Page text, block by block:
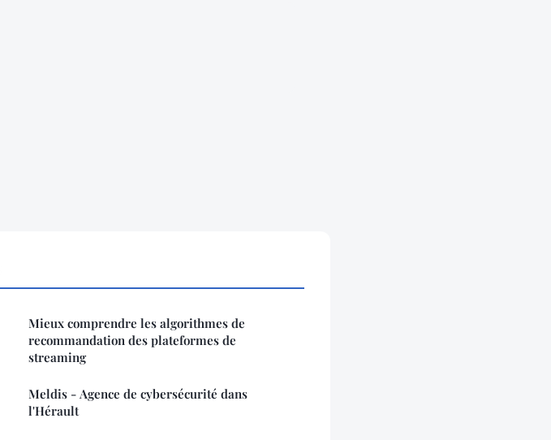
Mieux comprendre les algorithmes de
recommandation des plateformes de
streaming
Meldis - Agence de cybersécurité dans
l'Hérault